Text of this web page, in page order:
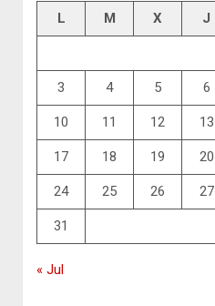
L M X J
3 4 5 6
10 11 12 13
17 18 19 20
24 25 26 27
31
« Jul